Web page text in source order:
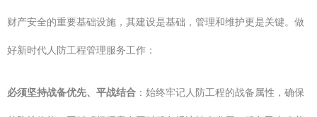
财产安全的重要基础设施，其建设是基础，管理和维护更是关键。做
好新时代人防工程管理服务工作：
必须坚持战备优先、平战结合 ：始终牢记人防工程的战备属性，确保